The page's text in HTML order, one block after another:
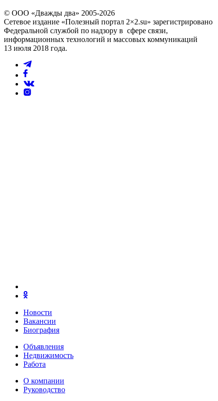
© ООО «Дважды два» 2005-2026
Сетевое издание «Полезный портал 2×2.su» зарегистрировано
Федеральной службой по надзору в сфере связи,
информационных технологий и массовых коммуникаций
13 июля 2018 года.
Новости
Вакансии
Биография
Объявления
Недвижимость
Работа
О компании
Руководство